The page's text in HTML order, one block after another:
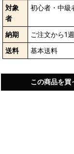
対象
者
初心者・中級
納期
ご注文から1
送料
基本送料
この商品を買